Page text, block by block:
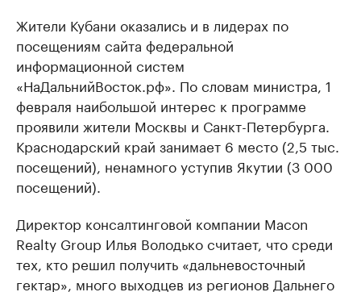
Жители Кубани оказались и в лидерах по
посещениям сайта федеральной
информационной систем
«НаДальнийВосток.рф». По словам министра, 1
февраля наибольшой интерес к программе
проявили жители Москвы и Санкт-Петербурга.
Краснодарский край занимает 6 место (2,5 тыс.
посещений), ненамного уступив Якутии (3 000
посещений).
Директор консалтинговой компании Macon
Realty Group Илья Володько считает, что среди
тех, кто решил получить «дальневосточный
гектар», много выходцев из регионов Дальнего